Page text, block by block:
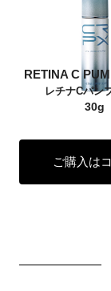
RETINA C
レチナCパン
30g
ご購入は